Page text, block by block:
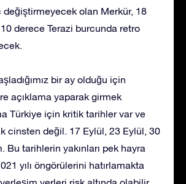
değiştirmeyecek olan Merkür, 18
derece Terazi burcunda retro
bir ay olduğu için
açıklama yaparak girmek
Türkiye için kritik tarihler var ve
cinsten değil. 17 Eylül, 23 Eylül, 30
Bu tarihlerin yakınları pek hayra
yılı öngörülerini hatırlamakta